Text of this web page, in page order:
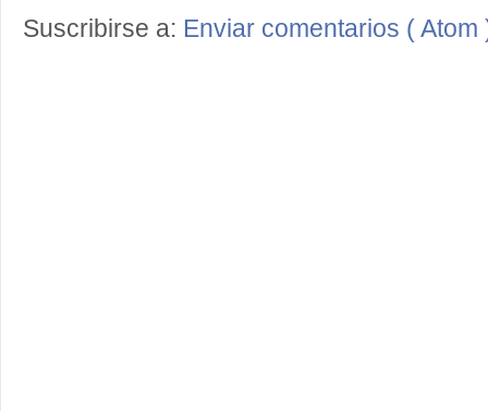
Suscribirse a: Enviar comentarios ( Atom